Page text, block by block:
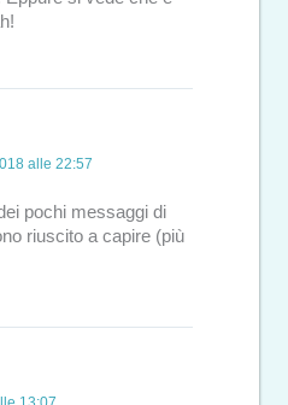
alle 22:57
pochi messaggi di
riuscito a capire (più